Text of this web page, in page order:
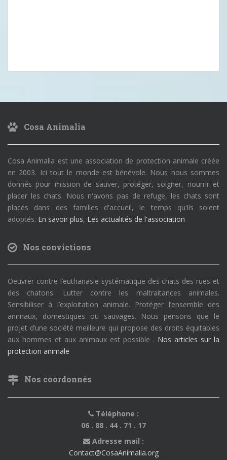
Cosa Animalia
Cosa Animalia est une association de protection animale créée
en 2003. Ici tout le monde est bénévole. Nous nous sommes
donnés pour mission de sauver, protéger, soigner, nourrir et
placer les chats. Nous n'avons pas de refuge, les chats sont
placés dans des familles d'accueil, le temps qu'ils soient
adoptés. En savoir plus, Les actualités de l'association
Nos convictions
Oeuvrer contre l’euthanasie systématique des chats des rues et
des chatons. Lutter contre les maltraitances animales.
Sensibiliser à l’exploitation animale. Protéger l’ensemble des
animaux, domestiques ou sauvages. Nous pensons que le
projet d’une société meilleure qui propose des droits équitables
aux hommes et aux animaux est possible . Nos articles sur la
protection animale
Nos coordonnés
Téléphone :
06 . 88 . 44 . 71 . 17
Adresse mail :
Contact@CosaAnimalia.org